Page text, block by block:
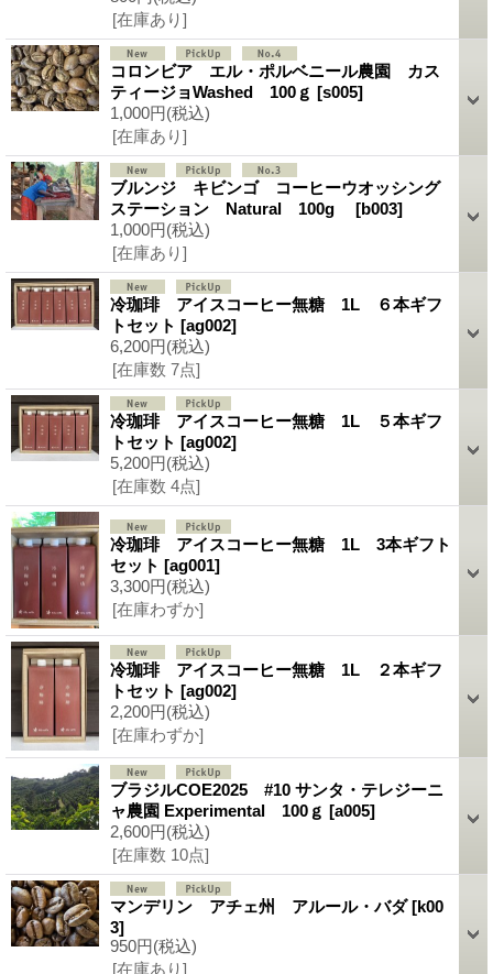
[在庫あり]
コロンビア エル・ポルベニール農園 カス
ティージョWashed 100ｇ [s005]
1,000円(税込)
[在庫あり]
ブルンジ キビンゴ コーヒーウオッシング
ステーション Natural 100g [b003]
1,000円(税込)
[在庫あり]
冷珈琲 アイスコーヒー無糖 1L ６本ギフ
トセット [ag002]
6,200円(税込)
[在庫数 7点]
冷珈琲 アイスコーヒー無糖 1L ５本ギフ
トセット [ag002]
5,200円(税込)
[在庫数 4点]
冷珈琲 アイスコーヒー無糖 1L 3本ギフト
セット [ag001]
3,300円(税込)
[在庫わずか]
冷珈琲 アイスコーヒー無糖 1L ２本ギフ
トセット [ag002]
2,200円(税込)
[在庫わずか]
ブラジルCOE2025 #10 サンタ・テレジーニ
ャ農園 Experimental 100ｇ [a005]
2,600円(税込)
[在庫数 10点]
マンデリン アチェ州 アルール・バダ[k00
3]
950円(税込)
[在庫あり]